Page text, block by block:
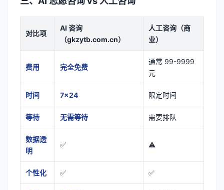
对比项
AI 咨询
（gkzytb.com.cn）
人工咨询（商
业）
费用 完全免费
通常 99-9999
元
时间 7×24 限定时间
等待 无需等待 需要排队
数据透
明
✅ ⚠️
个性化 ✅ ✅